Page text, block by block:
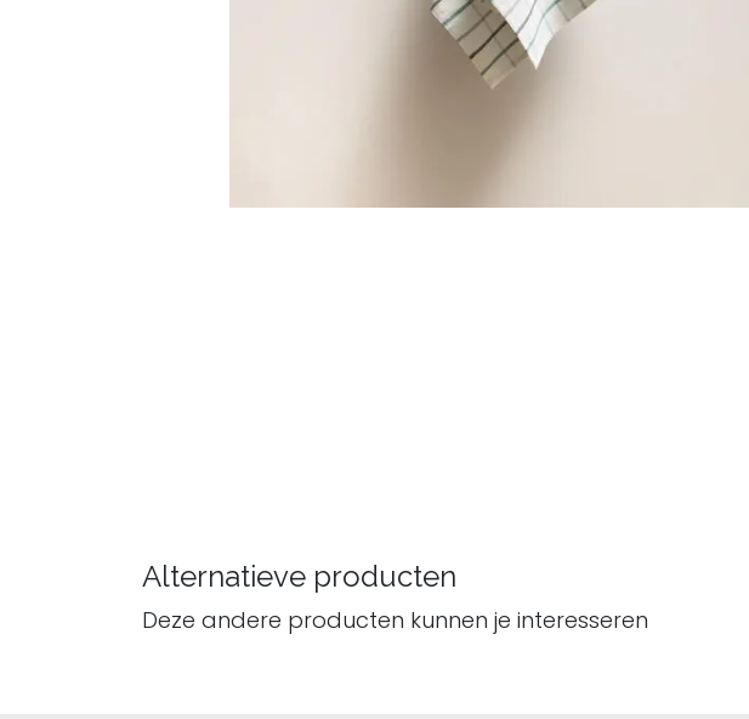
Alternatieve producten
Deze andere producten kunnen je interesseren